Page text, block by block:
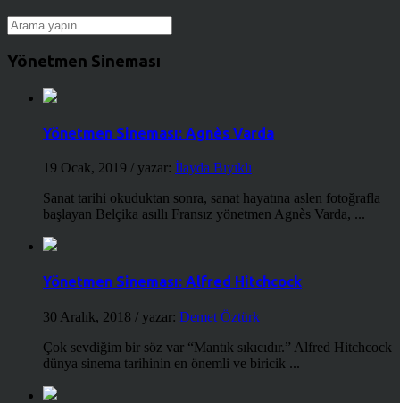
Yönetmen Sineması
Yönetmen Sineması: Agnès Varda
19 Ocak, 2019 / yazar: İlayda Bıyıklı
Sanat tarihi okuduktan sonra, sanat hayatına aslen fotoğrafla
başlayan Belçika asıllı Fransız yönetmen Agnès Varda, ...
Yönetmen Sineması: Alfred Hitchcock
30 Aralık, 2018 / yazar: Demet Öztürk
Çok sevdiğim bir söz var “Mantık sıkıcıdır.” Alfred Hitchcock
dünya sinema tarihinin en önemli ve biricik ...